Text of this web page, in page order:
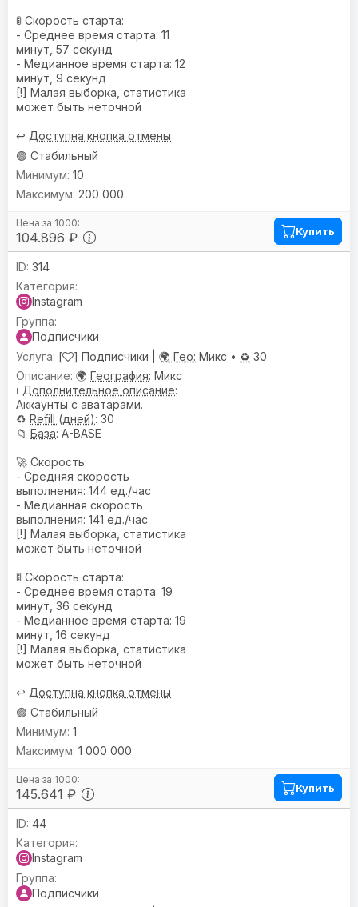
🚦 Скорость старта:
- Среднее время старта: 11
минут, 57 секунд
- Медианное время старта: 12
минут, 9 секунд
[!] Малая выборка, статистика
может быть неточной
↩️ Доступна кнопка отмены
🟢 Стабильный
104.896 ₽
10
200 000
Купить
314
Instagram
Подписчики
[
] Подписчики | 🌍 Гео: Микс • ♻️ 30
🌍 География: Микс
ℹ️ Дополнительное описание:
Аккаунты с аватарами.
♻️ Refill (дней): 30
📁 База: A-BASE
🚀 Скорость:
- Средняя скорость
выполнения: 144 ед./час
- Медианная скорость
выполнения: 141 ед./час
[!] Малая выборка, статистика
может быть неточной
🚦 Скорость старта:
- Среднее время старта: 19
минут, 36 секунд
- Медианное время старта: 19
минут, 16 секунд
[!] Малая выборка, статистика
может быть неточной
↩️ Доступна кнопка отмены
🟢 Стабильный
145.641 ₽
1
1 000 000
Купить
44
Instagram
Подписчики